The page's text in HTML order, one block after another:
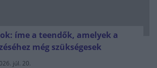
íme a teendők, amelyek a
még szükségesek
júl. 20.